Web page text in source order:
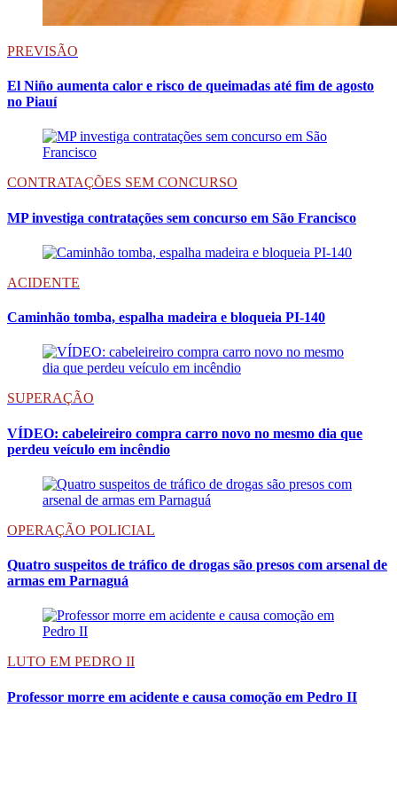
PREVISÃO
El Niño aumenta calor e risco de queimadas até fim de agosto
no Piauí
CONTRATAÇÕES SEM CONCURSO
MP investiga contratações sem concurso em São Francisco
ACIDENTE
Caminhão tomba, espalha madeira e bloqueia PI-140
SUPERAÇÃO
VÍDEO: cabeleireiro compra carro novo no mesmo dia que
perdeu veículo em incêndio
OPERAÇÃO POLICIAL
Quatro suspeitos de tráfico de drogas são presos com arsenal de
armas em Parnaguá
LUTO EM PEDRO II
Professor morre em acidente e causa comoção em Pedro II